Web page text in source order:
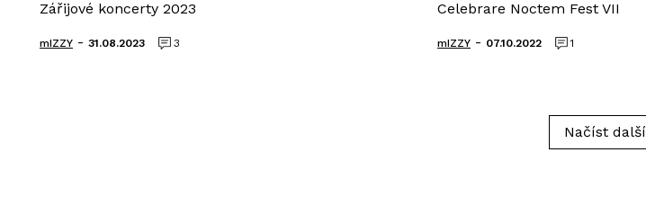
Zářijové koncerty 2023
mIZZY - 31.08.2023 3
Celebrare Noctem Fest VII
mIZZY - 07.10.2022 1
Načíst další